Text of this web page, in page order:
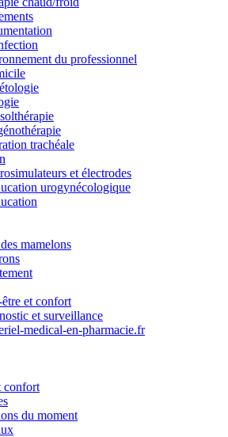
du professionnel
trachéale
et électrodes
urogynécologique
mamelons
et confort
et surveillance
medical-en-pharmacie.fr
confort
du moment